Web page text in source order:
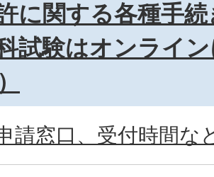
に関する各種手
試験はオンライ
請窓口、受付時間な